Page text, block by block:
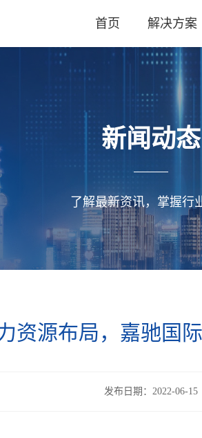
首页 解决方案
新闻动态
了解最新资讯，掌握行
资源布局，嘉驰国
发布日期：2022-06-15